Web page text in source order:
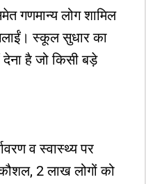
गणमान्य लोग शामिल
स्कूल सुधार का
है जो किसी बड़े
व स्वास्थ्य पर
2 लाख लोगों को